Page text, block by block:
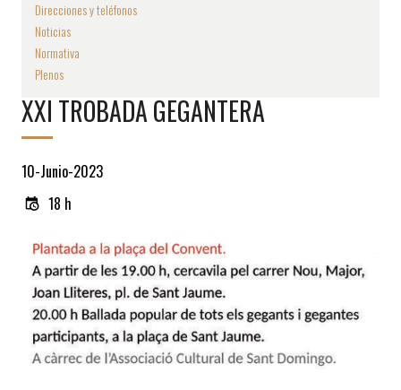
Direcciones y teléfonos
Noticias
Normativa
Plenos
XXI TROBADA GEGANTERA
10-Junio-2023
18 h